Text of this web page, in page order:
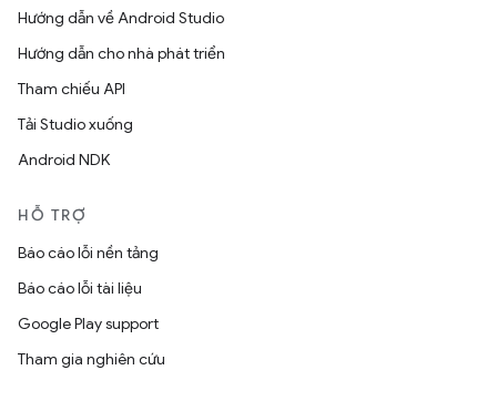
Hướng dẫn về Android Studio
Hướng dẫn cho nhà phát triển
Tham chiếu API
Tải Studio xuống
Android NDK
HỖ TRỢ
Báo cáo lỗi nền tảng
Báo cáo lỗi tài liệu
Google Play support
Tham gia nghiên cứu